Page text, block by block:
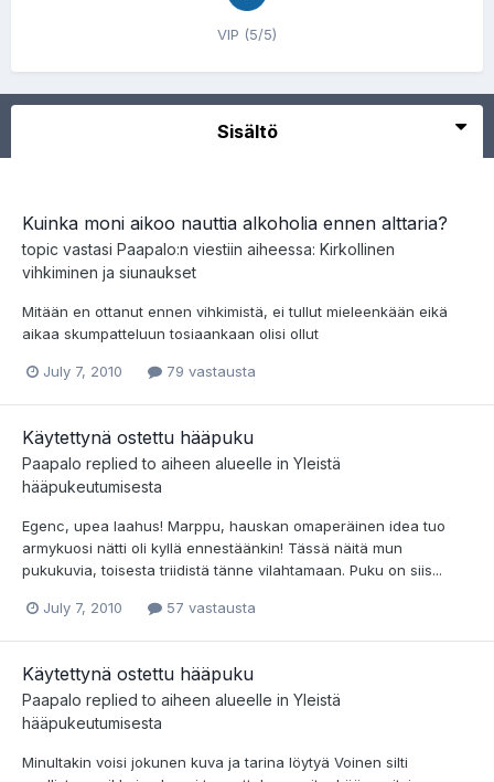
VIP (5/5)
Sisältö
Kuinka moni aikoo nauttia alkoholia ennen alttaria?
topic vastasi Paapalo:n viestiin aiheessa: Kirkollinen
vihkiminen ja siunaukset
Mitään en ottanut ennen vihkimistä, ei tullut mieleenkään eikä
aikaa skumpatteluun tosiaankaan olisi ollut
July 7, 2010 79 vastausta
Käytettynä ostettu hääpuku
Paapalo replied to aiheen alueelle in Yleistä
hääpukeutumisesta
Egenc, upea laahus! Marppu, hauskan omaperäinen idea tuo
armykuosi nätti oli kyllä ennestäänkin! Tässä näitä mun
pukukuvia, toisesta triidistä tänne vilahtamaan. Puku on siis...
July 7, 2010 57 vastausta
Käytettynä ostettu hääpuku
Paapalo replied to aiheen alueelle in Yleistä
hääpukeutumisesta
Minultakin voisi jokunen kuva ja tarina löytyä Voinen silti